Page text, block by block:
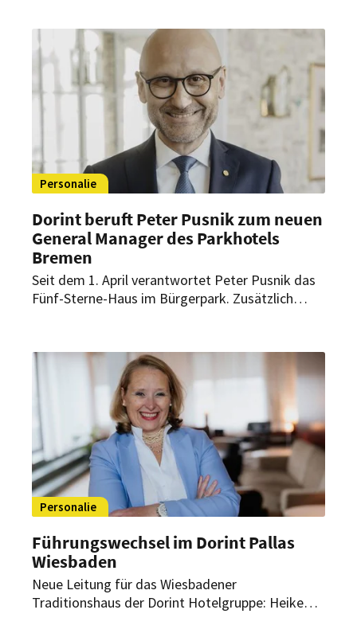
der insgesamt sieben Resort-Hotels der Kölner
Hotelgruppe.
Personalie
Dorint beruft Peter Pusnik zum neuen
General Manager des Parkhotels
Bremen
Seit dem 1. April verantwortet Peter Pusnik das
Fünf-Sterne-Haus im Bürgerpark. Zusätzlich
Personalie
Führungswechsel im Dorint Pallas
Wiesbaden
Neue Leitung für das Wiesbadener
Traditionshaus der Dorint Hotelgruppe: Heike